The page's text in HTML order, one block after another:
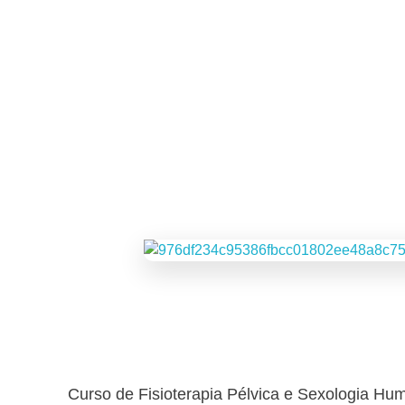
Curso de Fisioterapia Pélvica e Sexologia